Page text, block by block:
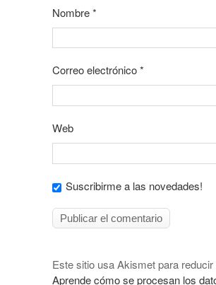
Nombre*
Correo electrónico*
Web
Suscribirme a las novedades!
Este sitio usa Akismet para
Aprende cómo se procesan los